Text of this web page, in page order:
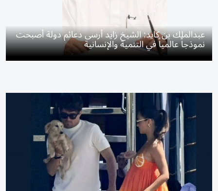
عبدالملك بن كايد: الشيخ زايد أرسى دعائم دولة أصبحت
نموذجاً عالمياً في التنمية والإنسانية